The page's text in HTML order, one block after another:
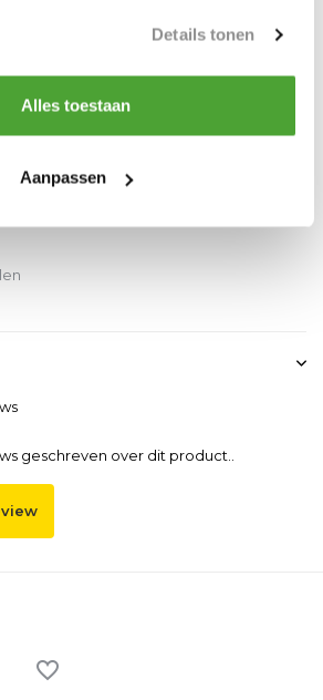
Details tonen
Alles toestaan
Aanpassen
about this product?
geschreven over dit product..